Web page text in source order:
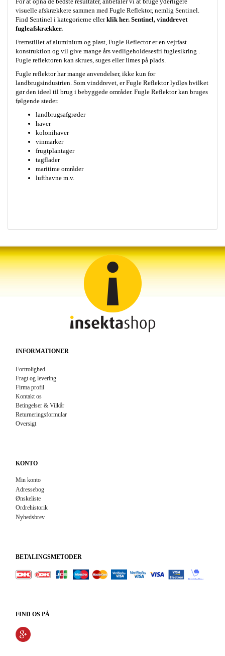
visuelle afskrækkere sammen med Fugle Reflektor, nemlig Sentinel.
Find Sentinel i kategorierne ellerklik her. Sentinel, vinddrevet
fugleafskrækker.
Fremstillet af aluminium og plast, Fugle Reflector er en vejrfast
konstruktion og vil give mange års vedligeholdesesfri fuglesikring .
Fugle reflektoren kan skrues, suges eller limes på plads.
Fugle reflektor har mange anvendelser, ikke kun for
landbrugsindustrien. Som vinddrevet, er Fugle Reflektor lydløs hvilket
gør den ideel til brug i bebyggede områder. Fugle Reflektor kan bruges
følgende steder.
landbrugsafgrøder
haver
kolonihaver
vinmarker
frugtplantager
tagflader
maritime områder
lufthavne m.v.
INFORMATIONER
Fortrolighed
Fragt og levering
Firma profil
Kontakt os
Betingelser & Vilkår
Returneringsformular
Oversigt
KONTO
Min konto
Adressebog
Ønskeliste
Ordrehistorik
Nyhedsbrev
BETALINGSMETODER
FIND OS PÅ